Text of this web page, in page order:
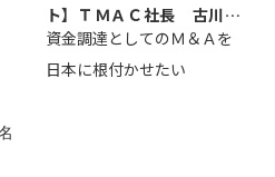
ト】ＴＭＡＣ社長 古川英
一
資金調達としてのＭ＆Ａを
日本に根付かせたい